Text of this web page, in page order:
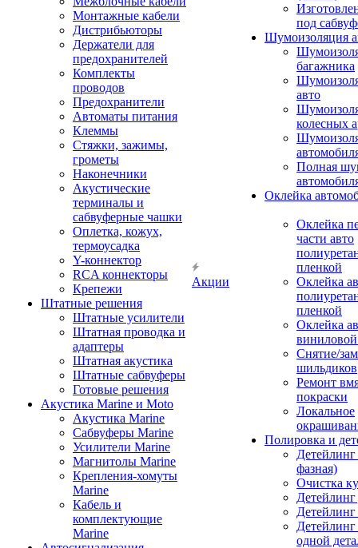
Монтажные кабели
Дистрибьюторы
Держатели для
предохранителей
Комплекты
проводов
Предохранители
Автоматы питания
Клеммы
Стяжки, зажимы,
грометы
Наконечники
Акустические
терминалы и
сабвуферные чашки
Оплетка, кожух,
термоусадка
Y-коннектор
RCA коннекторы
Крепежи
Штатные решения
Штатные усилители
Штатная проводка и
адаптеры
Штатная акустика
Штатные сабвуферы
Готовые решения
Акустика Marine и Moto
Акустика Marine
Сабвуферы Marine
Усилители Marine
Магнитолы Marine
Крепления-хомуты
Marine
Кабель и
комплектующие
Marine
Акции
под
Шумоизоляция
багажника
авто
колесных
Полная
Оклейка
Оклейка
части авто
пленкой
Оклейка
пленкой
Оклейка
Снятие/
шильдиков
Ремонт
покраски
Локальное
Полировка и
фазная)
Очистка
Детейлинг
одной